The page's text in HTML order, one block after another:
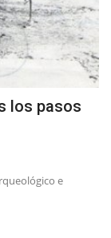
los pasos
e